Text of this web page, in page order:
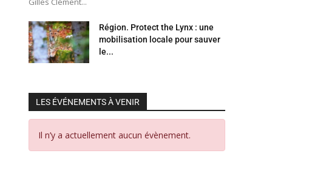
Région. Protect the Lynx : une
mobilisation locale pour sauver
le...
LES ÉVÉNEMENTS À VENIR
Il n’y a actuellement aucun évènement.